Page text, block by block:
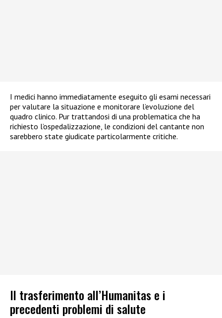
I medici hanno immediatamente eseguito gli esami necessari
per valutare la situazione e monitorare l’evoluzione del
quadro clinico. Pur trattandosi di una problematica che ha
richiesto l’ospedalizzazione, le condizioni del cantante non
sarebbero state giudicate particolarmente critiche.
Il trasferimento all’Humanitas e i
precedenti problemi di salute